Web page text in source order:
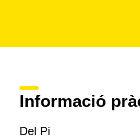
Informació
Del Pi